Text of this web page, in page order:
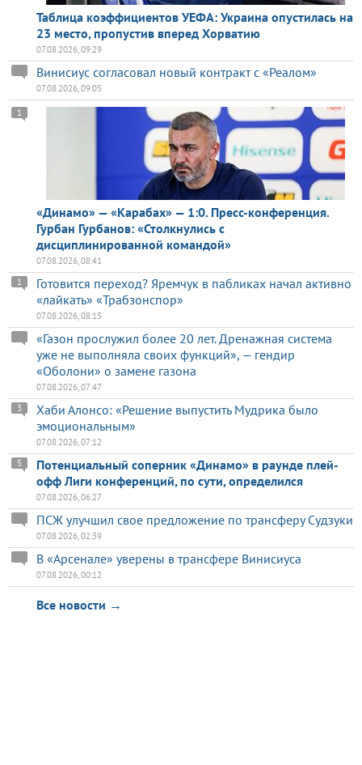
Таблица коэффициентов УЕФА: Украина опустилась на
23 место, пропустив вперед Хорватию
07.08.2026, 09:29
Винисиус согласовал новый контракт с «Реалом»
07.08.2026, 09:05
«Динамо» — «Карабах» — 1:0. Пресс-конференция.
Гурбан Гурбанов: «Столкнулись с
дисциплинированной командой»
1
07.08.2026, 08:41
Готовится переход? Яремчук в пабликах начал активно
«лайкать» «Трабзонспор»
1
07.08.2026, 08:15
«Газон прослужил более 20 лет. Дренажная система
уже не выполняла своих функций», — гендир
«Оболони» о замене газона
07.08.2026, 07:47
Хаби Алонсо: «Решение выпустить Мудрика было
эмоциональным»
3
07.08.2026, 07:12
Потенциальный соперник «Динамо» в раунде плей-
офф Лиги конференций, по сути, определился
5
07.08.2026, 06:27
ПСЖ улучшил свое предложение по трансферу Судзуки
07.08.2026, 02:39
В «Арсенале» уверены в трансфере Винисиуса
07.08.2026, 00:12
Все новости →